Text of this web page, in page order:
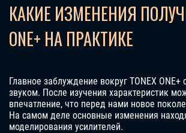
КАКИЕ ИЗМЕНЕНИЯ
ONE+ НА ПРАКТИКЕ
Главное заблуждение вокруг TONEX ONE+
звуком. После изучения характеристик
впечатление, что перед нами новое
На самом деле основные изменения
моделирования усилителей.